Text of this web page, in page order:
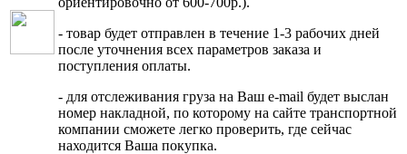
- товар будет отправлен в течение 1-3 рабочих дней
после уточнения всех параметров заказа и
поступления оплаты.
- для отслеживания груза на Ваш e-mail будет выслан
номер накладной, по которому на сайте транспортной
компании сможете легко проверить, где сейчас
находится Ваша покупка.